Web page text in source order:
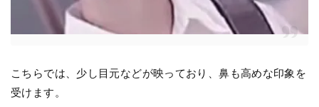
こちらでは、少し目元などが映っており、鼻も高めな印象を
受けます。